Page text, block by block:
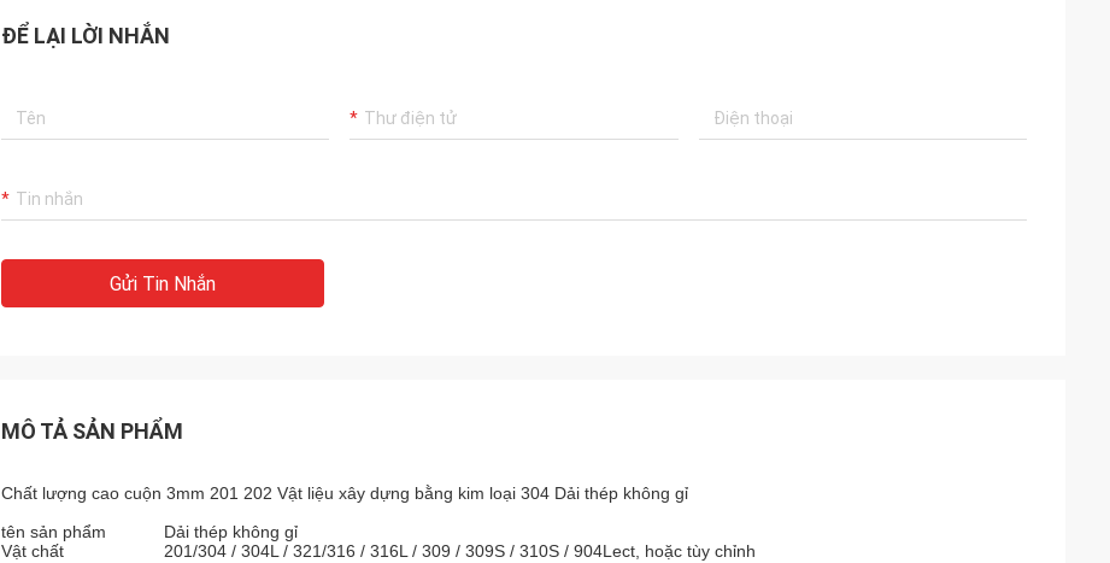
ĐỂ LẠI LỜI NHẮN
Gửi Tin Nhắn
MÔ TẢ SẢN PHẨM
Chất lượng cao cuộn 3mm 201 202 Vật liệu xây dựng bằng kim loại 304 Dải thép không gỉ
tên sản phẩm
Dải thép không gỉ
Vật chất
201/304 / 304L / 321/316 / 316L / 309 / 309S / 310S / 904Lect, hoặc tùy chỉnh